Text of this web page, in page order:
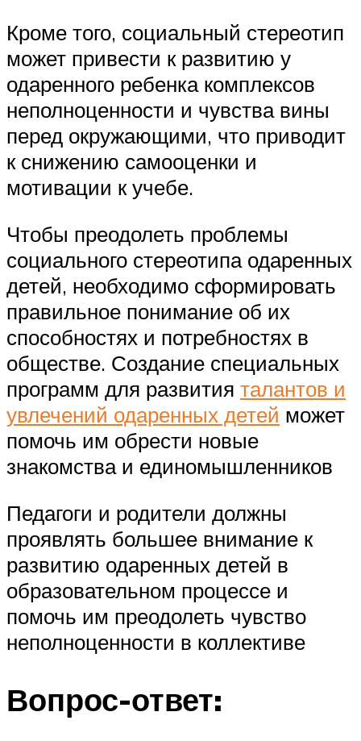
Кроме того, социальный стереотип
может привести к развитию у
одаренного ребенка комплексов
неполноценности и чувства вины
перед окружающими, что приводит
к снижению самооценки и
мотивации к учебе.
Чтобы преодолеть проблемы
социального стереотипа одаренных
детей, необходимо сформировать
правильное понимание об их
способностях и потребностях в
обществе. Создание специальных
программ для развития талантов и
увлечений одаренных детей может
помочь им обрести новые
знакомства и единомышленников
Педагоги и родители должны
проявлять большее внимание к
развитию одаренных детей в
образовательном процессе и
помочь им преодолеть чувство
неполноценности в коллективе
Вопрос-ответ: